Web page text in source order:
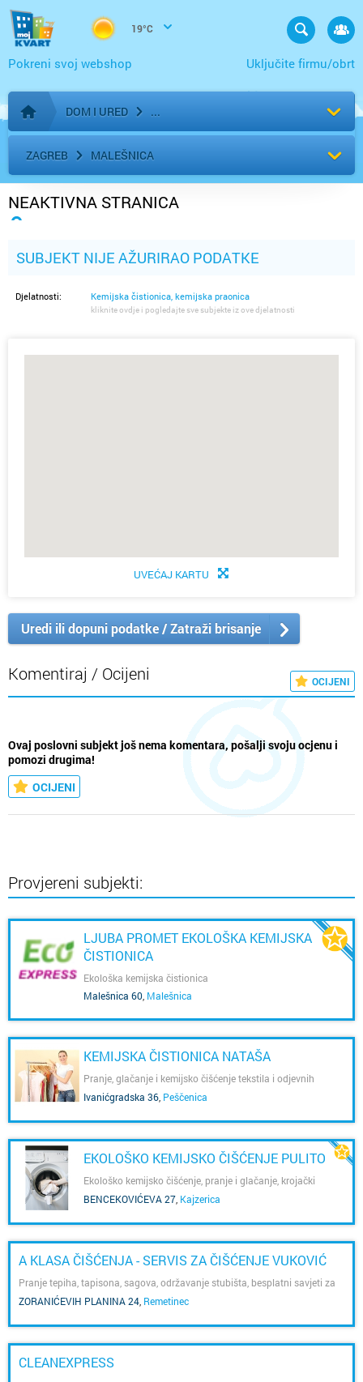
19°C
Uključite firmu/obrt
Pokreni svoj webshop
Početna stranica
DOM I URED
ZAGREB MALEŠNICA
NEAKTIVNA STRANICA
SUBJEKT NIJE AŽURIRAO PODATKE
Djelatnosti: Kemijska čistionica, kemijska praonica
kliknite ovdje i pogledajte sve subjekte iz ove djelatnosti
UVEĆAJ KARTU
Uredi ili dopuni podatke / Zatraži brisanje
Komentiraj / Ocijeni OCIJENI
Ovaj poslovni subjekt još nema komentara, pošalji svoju ocjenu i
pomozi drugima!
OCIJENI
Provjereni subjekti:
LJUBA PROMET EKOLOŠKA KEMIJSKA
ČISTIONICA
Ekološka kemijska čistionica
Malešnica 60 Malešnica
KEMIJSKA ČISTIONICA NATAŠA
Pranje, glačanje i kemijsko čišćenje tekstila i odjevnih
predmeta
Ivanićgradska 36 Peščenica
EKOLOŠKO KEMIJSKO ČIŠĆENJE PULITO
Ekološko kemijsko čišćenje, pranje i glačanje, krojački
popravci, bojanje tekstila, pranje tepiha
BENCEKOVIĆEVA 27 Kajzerica
A KLASA ČIŠĆENJA - SERVIS ZA ČIŠĆENJE VUKOVIĆ
Pranje tepiha, tapisona, sagova, održavanje stubišta, besplatni savjeti za
čišćenje
ZORANIĆEVIH PLANINA 24 Remetinec
CLEANEXPRESS